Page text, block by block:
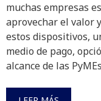
muchas empresas
aprovechar el valor
estos dispositivos,
medio de pago,
alcance de las